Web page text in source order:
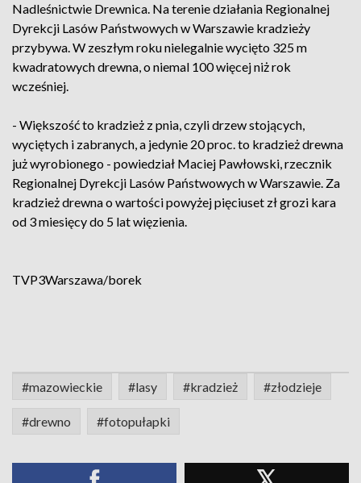
Nadleśnictwie Drewnica. Na terenie działania Regionalnej
Dyrekcji Lasów Państwowych w Warszawie kradzieży
przybywa. W zeszłym roku nielegalnie wycięto 325 m
kwadratowych drewna, o niemal 100 więcej niż rok
wcześniej.
- Większość to kradzież z pnia, czyli drzew stojących,
wyciętych i zabranych, a jedynie 20 proc. to kradzież drewna
już wyrobionego - powiedział Maciej Pawłowski, rzecznik
Regionalnej Dyrekcji Lasów Państwowych w Warszawie. Za
kradzież drewna o wartości powyżej pięciuset zł grozi kara
od 3 miesięcy do 5 lat więzienia.
TVP3Warszawa/borek
#mazowieckie #lasy #kradzież #złodzieje
#drewno #fotopułapki